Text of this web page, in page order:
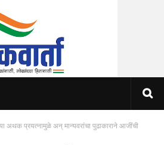
अथक प्रयत्नामुळे अन् मान्यवरांचा पुढाकाराने आजींची